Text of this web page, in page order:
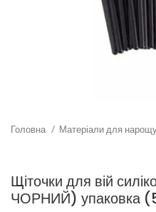
Головна Матеріали для
Щіточки для вій
ЧОРНИЙ) упаковка